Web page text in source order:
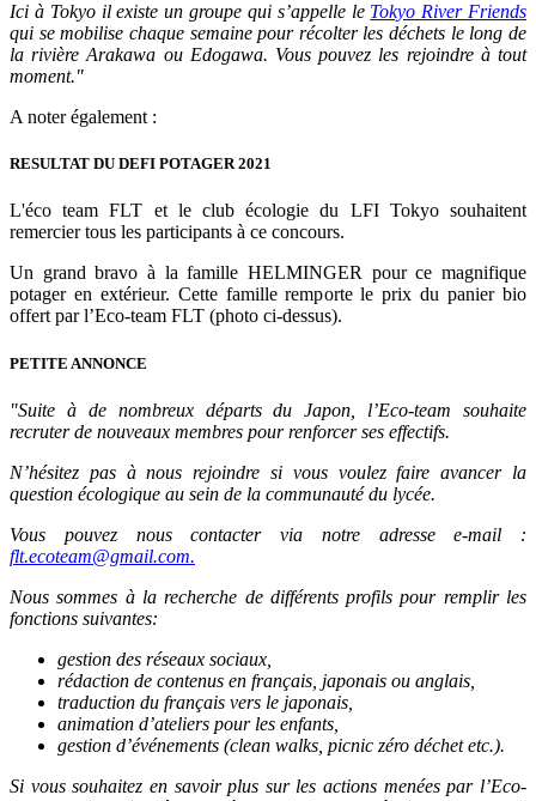
Ici à Tokyo il existe un groupe qui s’appelle le Tokyo River Friends
qui se mobilise chaque semaine pour récolter les déchets le long de
la rivière Arakawa ou Edogawa. Vous pouvez les rejoindre à tout
moment."
A noter également :
RESULTAT DU DEFI POTAGER 2021
L'éco team FLT et le club écologie du LFI Tokyo souhaitent
remercier tous les participants à ce concours.
Un grand bravo à la famille HELMINGER pour ce magnifique
potager en extérieur. Cette famille remporte le prix du panier bio
offert par l’Eco-team FLT (photo ci-dessus).
PETITE ANNONCE
"Suite à de nombreux départs du Japon, l’Eco-team souhaite
recruter de nouveaux membres pour renforcer ses effectifs.
N’hésitez pas à nous rejoindre si vous voulez faire avancer la
question écologique au sein de la communauté du lycée.
Vous pouvez nous contacter via notre adresse e-mail :
flt.ecoteam@gmail.com.
Nous sommes à la recherche de différents profils pour remplir les
fonctions suivantes:
gestion des réseaux sociaux,
rédaction de contenus en français, japonais ou anglais,
traduction du français vers le japonais,
animation d’ateliers pour les enfants,
gestion d’événements (clean walks, picnic zéro déchet etc.).
Si vous souhaitez en savoir plus sur les actions menées par l’Eco-